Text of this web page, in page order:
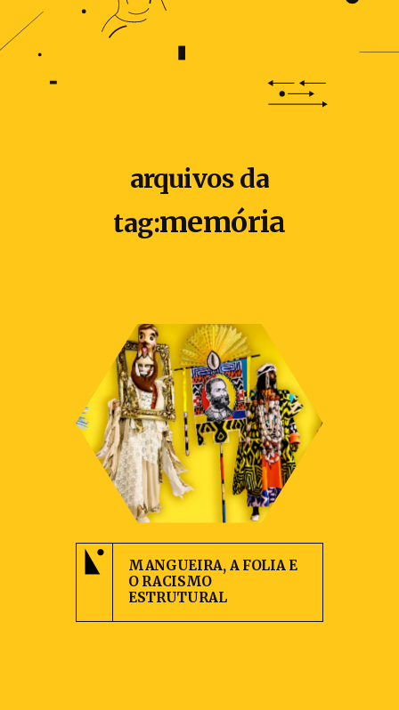
arquivos da
tag:memória
MANGUEIRA, A FOLIA E
O RACISMO
ESTRUTURAL